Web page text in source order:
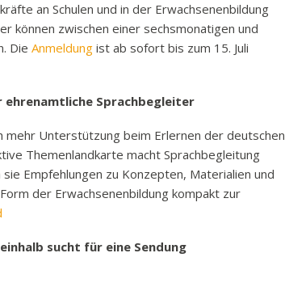
an Schulen und in der Erwachsenenbildung
können zwischen einer sechsmonatigen und
Die Anmeldung ist ab sofort bis zum 15. Juli
Sprachbegleiter
mehr Unterstützung beim Erlernen der deutschen
Themenlandkarte macht Sprachbegleitung
Empfehlungen zu Konzepten, Materialien und
der Erwachsenenbildung kompakt zur
sucht für eine Sendung